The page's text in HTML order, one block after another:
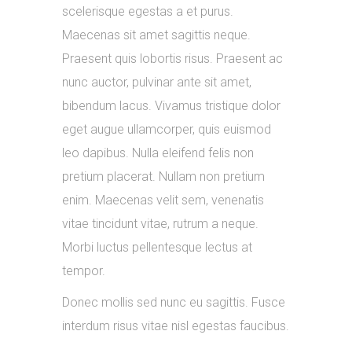
scelerisque egestas a et purus.
Maecenas sit amet sagittis neque.
Praesent quis lobortis risus. Praesent ac
nunc auctor, pulvinar ante sit amet,
bibendum lacus. Vivamus tristique dolor
eget augue ullamcorper, quis euismod
leo dapibus. Nulla eleifend felis non
pretium placerat. Nullam non pretium
enim. Maecenas velit sem, venenatis
vitae tincidunt vitae, rutrum a neque.
Morbi luctus pellentesque lectus at
tempor.
Donec mollis sed nunc eu sagittis. Fusce
interdum risus vitae nisl egestas faucibus.